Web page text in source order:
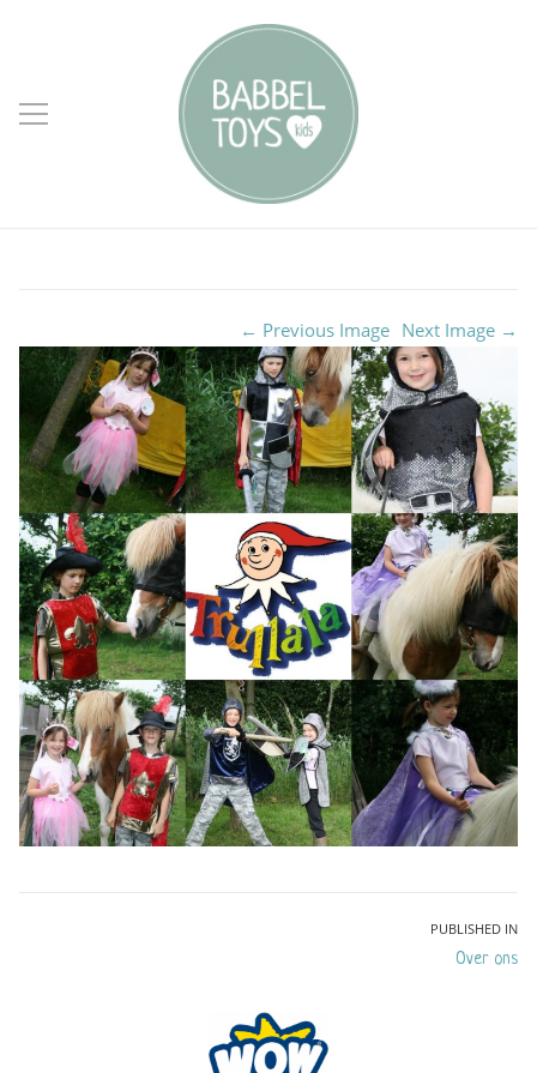
← Previous Image Next Image →
PUBLISHED IN
Over ons